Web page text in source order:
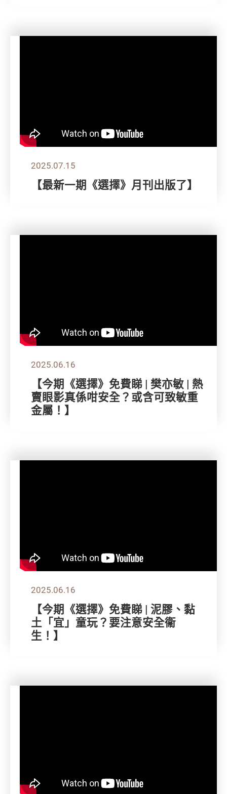
2025.07.15
【最新一期《選擇》月刊出版了】
2025.06.16
【今期《選擇》免費睇 | 樊亦敏 | 熱
賣眼影真係咁安全？或含可致敏重
金屬！】
2025.06.16
【今期《選擇》免費睇 | 泥膠、黏
土「宜」童玩？要注意安全衞
生！】